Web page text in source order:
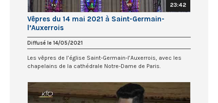
23:42
Vêpres du 14 mai 2021 à Saint-Germain-
l’Auxerrois
Diffusé le 14/05/2021
Les vêpres de l’église Saint-Germain-l’Auxerrois, avec les
chapelains de la cathédrale Notre-Dame de Paris.